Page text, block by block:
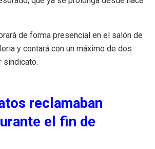
de forma presencial en el salón de
y contará con un máximo de dos
sindicato.
reclamaban
el fin de